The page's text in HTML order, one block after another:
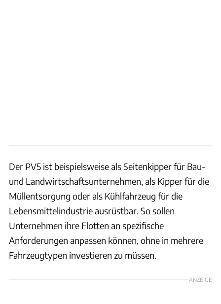
Der PV5 ist beispielsweise als Seitenkipper für Bau-
und Landwirtschaftsunternehmen, als Kipper für die
Müllentsorgung oder als Kühlfahrzeug für die
Lebensmittelindustrie ausrüstbar. So sollen
Unternehmen ihre Flotten an spezifische
Anforderungen anpassen können, ohne in mehrere
Fahrzeugtypen investieren zu müssen.
ANZEIGE